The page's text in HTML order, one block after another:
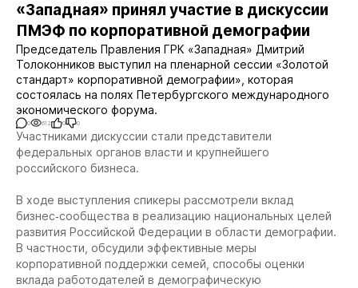
«Западная» принял участие в дискуссии
ПМЭФ по корпоративной демографии
Председатель Правления ГРК «Западная» Дмитрий
Толоконников выступил на пленарной сессии «Золотой
стандарт» корпоративной демографии», которая
состоялась на полях Петербургского международного
экономического форума.
0 612 0 0
Участниками дискуссии стали представители
федеральных органов власти и крупнейшего
российского бизнеса.
В ходе выступления спикеры рассмотрели вклад
бизнес‑сообщества в реализацию национальных целей
развития Российской Федерации в области демографии.
В частности, обсудили эффективные меры
корпоративной поддержки семей, способы оценки
вклада работодателей в демографическую